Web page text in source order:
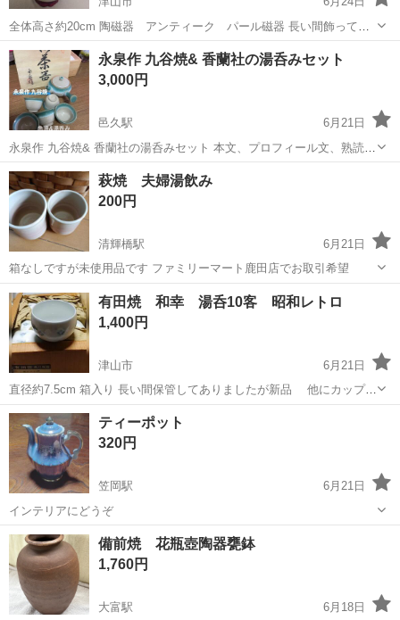
全体高さ約20cm 陶磁器 アンティーク パール磁器 長い間飾ってい
ましたが使用していません 美品 他にたくさんアンティーク器類を出
品しております ぜひご覧ください♪ 他のサイトにも出品しております
突然終了する可能性が...
岡山 津山市 食器 アンティーク
永泉作 九谷焼& 香蘭社の湯呑みセット
3,000円
邑久駅
6月21日
永泉作 九谷焼& 香蘭社の湯呑みセット 本文、プロフィール文、熟読を
お願いいたします。 最後までスクロールよろしくです。↓↓↓ キャンセ
ルが多発しております。非常に気分悪いです！ 通報→ブロック！遠方
の方、無理なら問い...
岡山 瀬戸内市 邑久駅 食器
萩焼 夫婦湯飲み
200円
清輝橋駅
6月21日
箱なしですが未使用品です ファミリーマート鹿田店でお取引希望
岡山 岡山市 清輝橋駅 食器
有田焼 和幸 湯呑10客 昭和レトロ
1,400円
津山市
6月21日
直径約7.5cm 箱入り 長い間保管してありましたが新品 他にカップ、
グラスたくさん出品しております 同時購入はコメントいただきました
ら値下げいたします 他のサイトにも出品しております 突然終了する可
能性がありますのでご...
岡山 津山市 湯呑
ティーポット
320円
笠岡駅
6月21日
インテリアにどうぞ
岡山 笠岡市 笠岡駅 食器 ティーポット
備前焼 花瓶壺陶器甕鉢
1,760円
大富駅 6月18日